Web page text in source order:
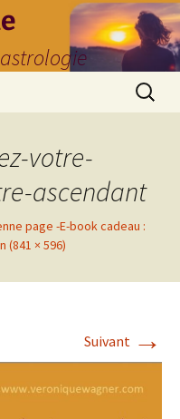
votre-
ascendant
page -E-book cadeau :
(841 × 596)
Suivant →